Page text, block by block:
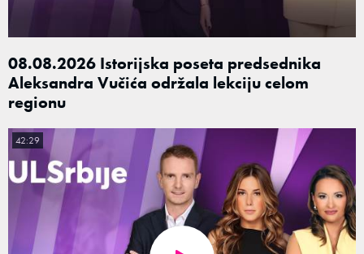
08.08.2026 Istorijska poseta predsednika
Aleksandra Vučića održala lekciju celom
regionu
42:29